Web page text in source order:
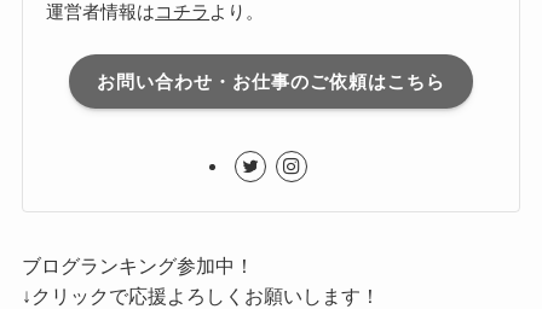
運営者情報はコチラ より。
お問い合わせ・お仕事のご依頼はこちら
ブログランキング参加中！
↓クリックで応援よろしくお願いします！